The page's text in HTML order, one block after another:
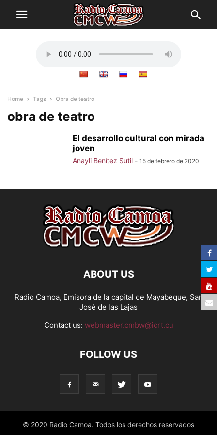
Home Tags Obra de teatro
obra de teatro
El desarrollo cultural con mirada
joven
Anayli Benítez Sutil - 15 de febrero de 2020
ABOUT US
Radio Camoa, Emisora de la capital de Mayabeque, San
José de las Lajas
Contact us: webmaster.cmbw@icrt.cu
FOLLOW US
© 2020 Radio Camoa. Todos los derechos reservados